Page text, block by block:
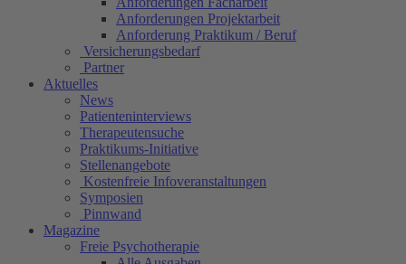
Anforderungen Projektarbeit
Anforderung Praktikum / Beruf
Versicherungsbedarf
Partner
Aktuelles
News
Patienteninterviews
Therapeutensuche
Praktikums-Initiative
Stellenangebote
Kostenfreie Infoveranstaltungen
Symposien
Pinnwand
Magazine
Freie Psychotherapie